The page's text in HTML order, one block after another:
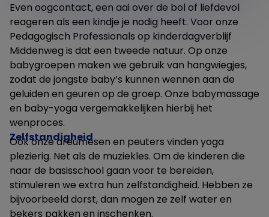
Even oogcontact, een aai over de bol of liefdevol
reageren als een kindje je nodig heeft. Voor onze
Pedagogisch Professionals op kinderdagverblijf
Middenweg is dat een tweede natuur. Op onze
babygroepen maken we gebruik van hangwiegjes,
zodat de jongste baby’s kunnen wennen aan de
geluiden en geuren op de groep. Onze babymassage
en baby-yoga vergemakkelijken hierbij het
wenproces.
Zelfstandigheid
Ook onze dreumesen en peuters vinden yoga
plezierig. Net als de muziekles. Om de kinderen die
naar de basisschool gaan voor te bereiden,
stimuleren we extra hun zelfstandigheid. Hebben ze
bijvoorbeeld dorst, dan mogen ze zelf water en
bekers pakken en inschenken.